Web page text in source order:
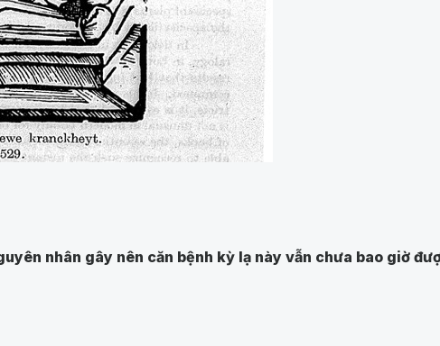
nhân gây nên căn bệnh kỳ lạ này vẫn chưa bao giờ